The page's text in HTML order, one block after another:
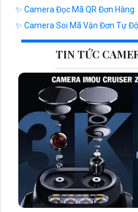
✨ Camera Đọc Mã QR Đơn Hàng
✨ Camera Soi Mã Vận Đơn Tự
TIN TỨC